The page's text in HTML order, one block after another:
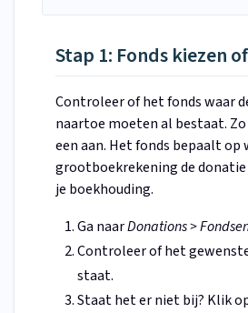
Stap 1: Fonds kiezen
Controleer of het fonds waar
naartoe moeten al bestaat.
een aan. Het fonds bepaalt op
grootboekrekening de
je boekhouding.
Ga naarDonations >
Controleer of het
staat.
Staat het er niet bij? Klik